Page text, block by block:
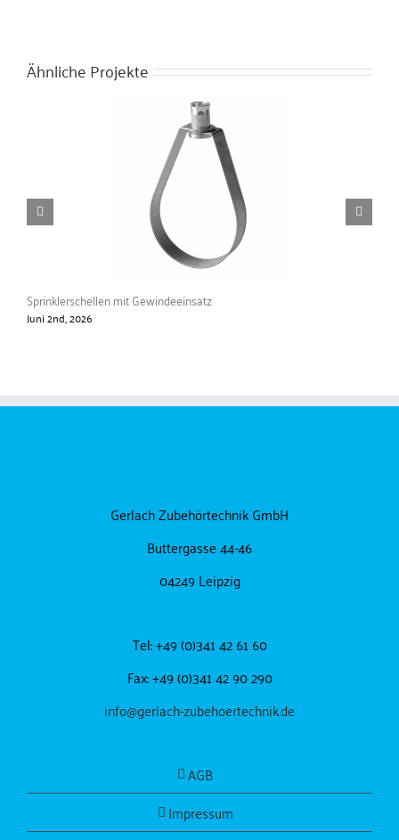
Ähnliche Projekte
Sprinklerschellen mit Gewindeeinsatz
Juni 2nd, 2026
Gerlach Zubehörtechnik GmbH
Buttergasse 44-46
04249 Leipzig
Tel: +49 (0)341 42 61 60
Fax: +49 (0)341 42 90 290
info@gerlach-zubehoertechnik.de
AGB
Impressum